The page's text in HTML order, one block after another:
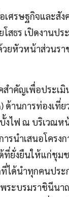
ศรษฐกิจและสั
สธร เปิดงาน
ยหัวหน้าส่วน
ำคัญเพื่อประเ
นการท่องเที่
ณ บริเวณหน้
นำเสนอโครง
ยั่งยืนให้แก่ชุ
ได้นำทุกคนป
ระบรมราชินี